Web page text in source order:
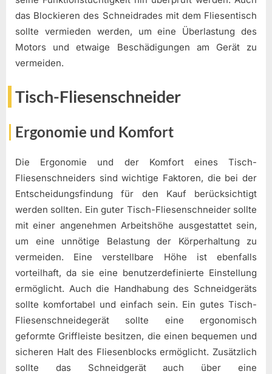
das Blockieren des Schneidrades mit dem Fliesentisch
sollte vermieden werden, um eine Überlastung des
Motors und etwaige Beschädigungen am Gerät zu
vermeiden.
Tisch-Fliesenschneider
Ergonomie und Komfort
Die Ergonomie und der Komfort eines Tisch-
Fliesenschneiders sind wichtige Faktoren, die bei der
Entscheidungsfindung für den Kauf berücksichtigt
werden sollten. Ein guter Tisch-Fliesenschneider sollte
mit einer angenehmen Arbeitshöhe ausgestattet sein,
um eine unnötige Belastung der Körperhaltung zu
vermeiden. Eine verstellbare Höhe ist ebenfalls
vorteilhaft, da sie eine benutzerdefinierte Einstellung
ermöglicht. Auch die Handhabung des Schneidgeräts
sollte komfortabel und einfach sein. Ein gutes Tisch-
Fliesenschneidegerät sollte eine ergonomisch
geformte Griffleiste besitzen, die einen bequemen und
sicheren Halt des Fliesenblocks ermöglicht. Zusätzlich
sollte das Schneidgerät auch über eine